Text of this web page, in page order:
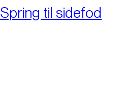
Spring til sidefod